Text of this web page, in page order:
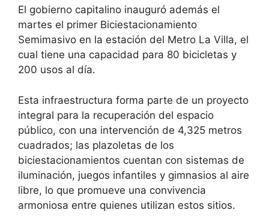
El gobierno capitalino inauguró además el
martes el primer Biciestacionamiento
Semimasivo en la estación del Metro La Villa, el
cual tiene una capacidad para 80 bicicletas y
200 usos al día.
Esta infraestructura forma parte de un proyecto
integral para la recuperación del espacio
público, con una intervención de 4,325 metros
cuadrados; las plazoletas de los
biciestacionamientos cuentan con sistemas de
iluminación, juegos infantiles y gimnasios al aire
libre, lo que promueve una convivencia
armoniosa entre quienes utilizan estos sitios.